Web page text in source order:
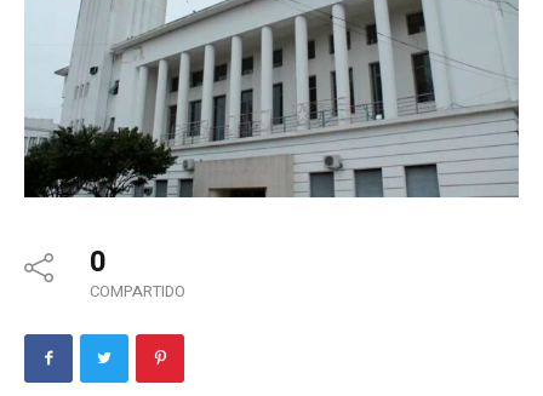
0
COMPARTIDO